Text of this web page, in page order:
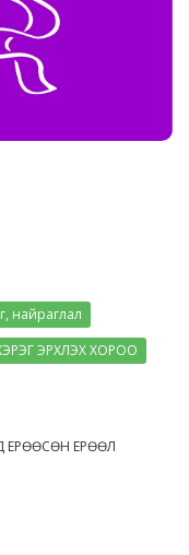
найраглал
ЭРХЛЭХ ХОРОО
ЕРӨӨСӨН ЕРӨӨЛ